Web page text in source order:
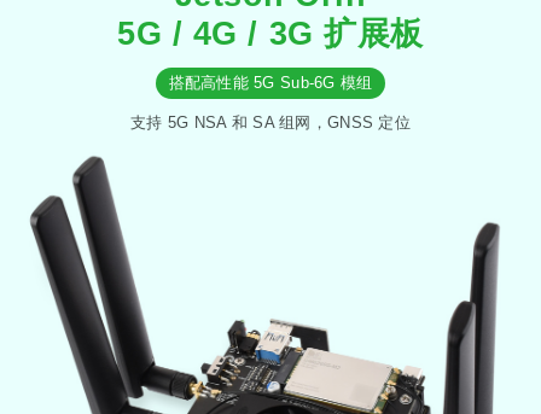
5G / 4G / 3G 扩展板
搭配高性能 5G Sub-6G 模组
支持 5G NSA 和 SA 组网，GNSS 定位